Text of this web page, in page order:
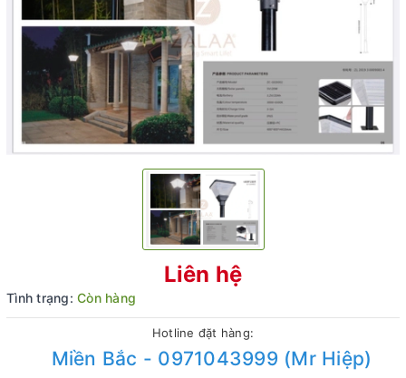
Liên hệ
Tình trạng: Còn hàng
Hotline đặt hàng:
Miền Bắc - 0971043999 (Mr Hiệp)